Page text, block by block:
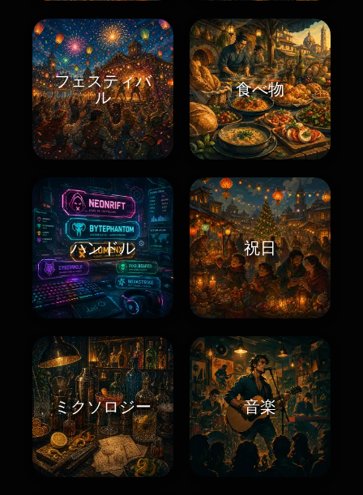
フェスティバ
ル
食べ物
ハンドル 祝日
ミクソロジー 音楽